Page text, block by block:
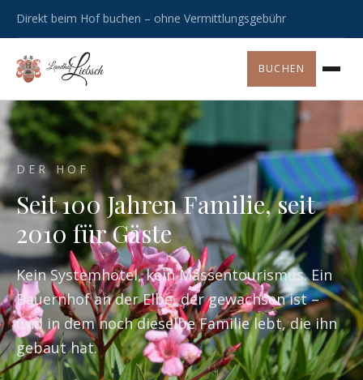
Direkt beim Hof buchen – ohne Vermittlungsgebühr
BUCHEN
DER HOF
Seit 100 Jahren Familie, seit
2010 für Gäste
Kein Systemhotel, kein Massentourismus. Ein
Bauernhof an der Elbe, der gewachsen ist –
und in dem noch dieselbe Familie lebt, die ihn
gebaut hat.